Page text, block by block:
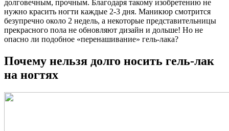
долговечным, прочным. Благодаря такому изобретению не
нужно красить ногти каждые 2-3 дня. Маникюр смотрится
безупречно около 2 недель, а некоторые представительницы
прекрасного пола не обновляют дизайн и дольше! Но не
опасно ли подобное «перенашивание» гель-лака?
Почему нельзя долго носить гель-лак
на ногтях